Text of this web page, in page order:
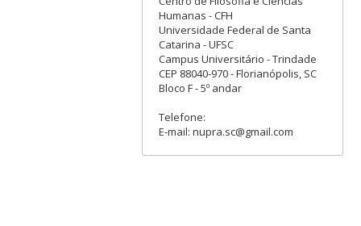
Humanas - CFH
Universidade Federal de Santa
Catarina - UFSC
Campus Universitário - Trindade
CEP 88040-970 - Florianópolis, SC
Bloco F - 5º andar
Telefone:
E-mail: nupra.sc@gmail.com